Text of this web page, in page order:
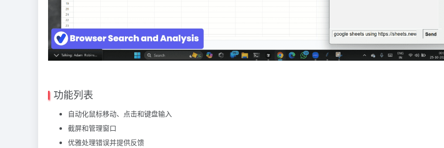
功能列表
自动化鼠标移动、点击和键盘输入
截屏和管理窗口
优雅处理错误并提供反馈